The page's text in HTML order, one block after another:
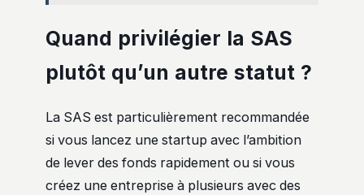
Quand privilégier la SAS
plutôt qu’un autre statut ?
La SAS est particulièrement recommandée
si vous lancez une startup avec l’ambition
de lever des fonds rapidement ou si vous
créez une entreprise à plusieurs avec des